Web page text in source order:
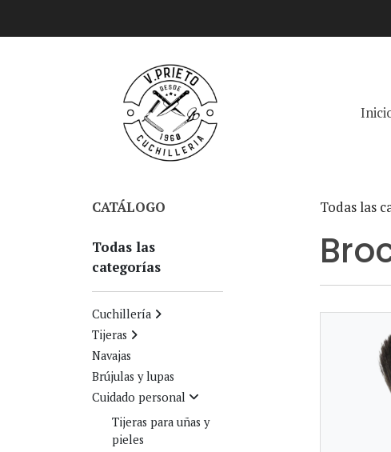
CATÁLOGO
Todas las
categorías
Cuchillería
Tijeras
Navajas
Brújulas y lupas
Cuidado personal
Tijeras para uñas y
pieles
Todas las